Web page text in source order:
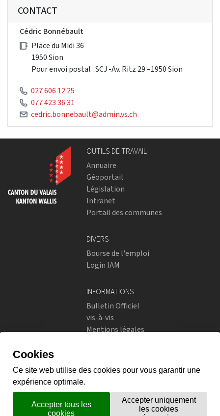
CONTACT
Cédric Bonnébault
Place du Midi 36
1950 Sion
Pour envoi postal : SCJ -Av. Ritz 29 –1950 Sion
027 606 12 25
077 423 36 31
cedric.bonnebault@admin.vs.ch
OUTILS DE TRAVAIL
Annuaire
Géoportail
Législation
Intranet
Portail des communes
DIVERS
Bourse de l'emploi
Login IAM
INFORMATIONS
Bulletin Officiel
vis-à-vis
Mentions légales
Instagram
flickr